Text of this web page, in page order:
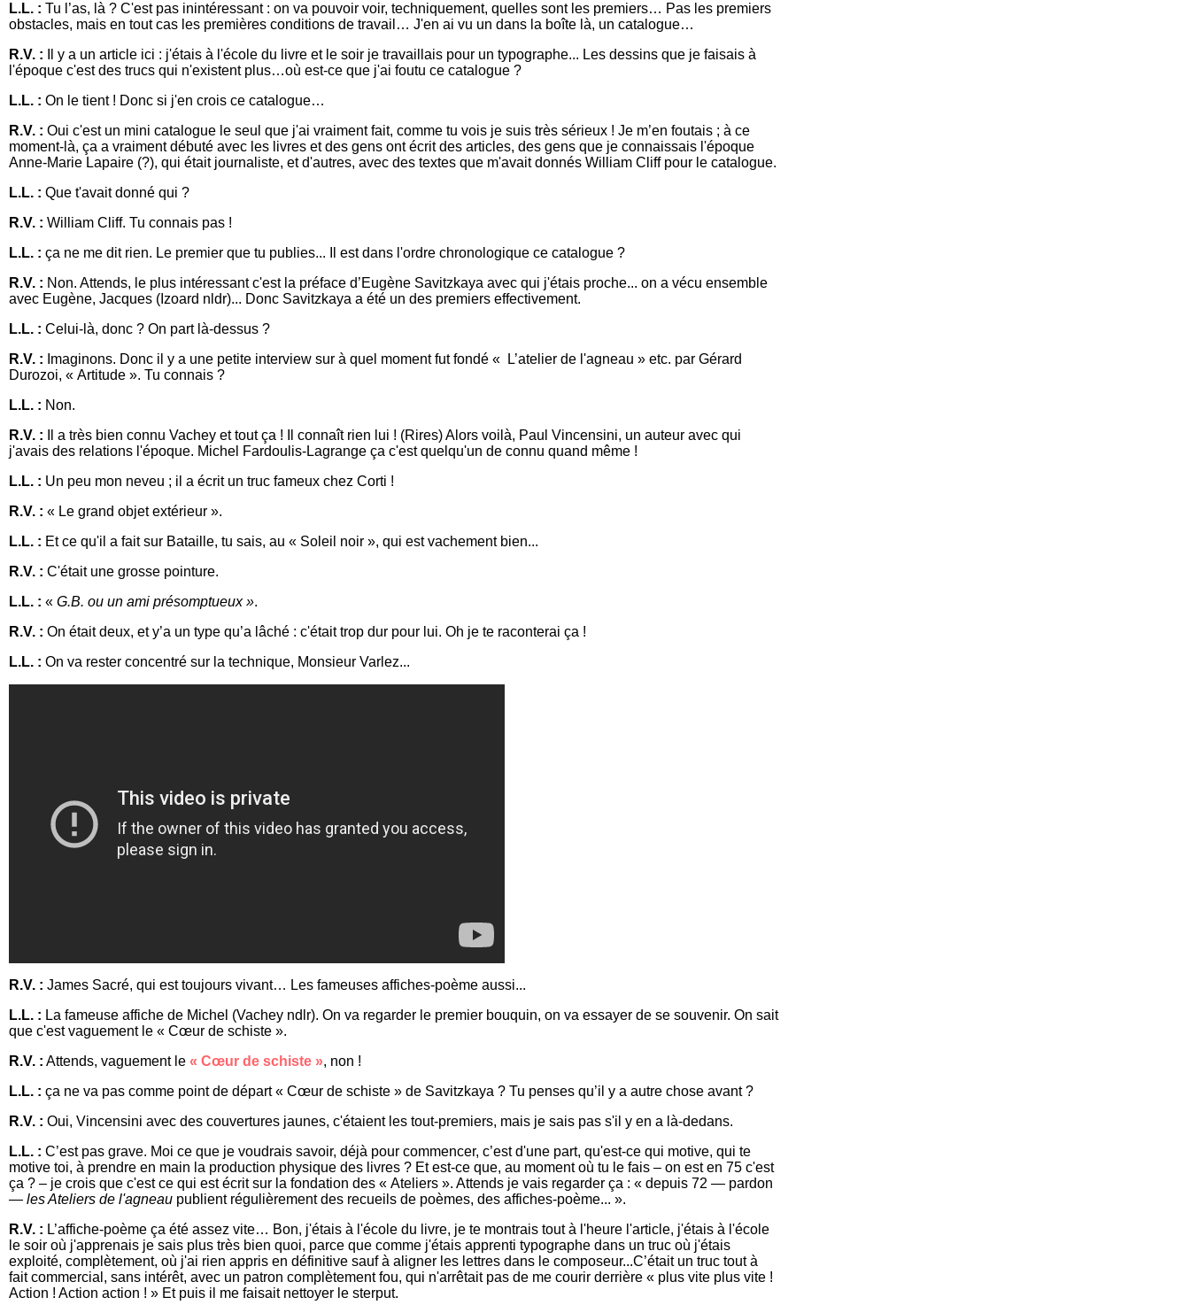
L.L. : Tu l’as, là ? C'est pas inintéressant : on va pouvoir voir, techniquement, quelles sont les premiers… Pas les premiers
obstacles, mais en tout cas les premières conditions de travail… J'en ai vu un dans la boîte là, un catalogue…
R.V. : Il y a un article ici : j'étais à l'école du livre et le soir je travaillais pour un typographe... Les dessins que je faisais à
l'époque c'est des trucs qui n'existent plus…où est-ce que j'ai foutu ce catalogue ?
L.L. : On le tient ! Donc si j'en crois ce catalogue…
R.V. : Oui c'est un mini catalogue le seul que j'ai vraiment fait, comme tu vois je suis très sérieux ! Je m’en foutais ; à ce
moment-là, ça a vraiment débuté avec les livres et des gens ont écrit des articles, des gens que je connaissais l'époque
Anne-Marie Lapaire (?), qui était journaliste, et d'autres, avec des textes que m'avait donnés William Cliff pour le catalogue.
L.L. : Que t'avait donné qui ?
R.V. : William Cliff. Tu connais pas !
L.L. : ça ne me dit rien. Le premier que tu publies... Il est dans l'ordre chronologique ce catalogue ?
R.V. : Non. Attends, le plus intéressant c'est la préface d’Eugène Savitzkaya avec qui j'étais proche... on a vécu ensemble
avec Eugène, Jacques (Izoard nldr)... Donc Savitzkaya a été un des premiers effectivement.
L.L. : Celui-là, donc ? On part là-dessus ?
R.V. : Imaginons. Donc il y a une petite interview sur à quel moment fut fondé « L’atelier de l'agneau » etc. par Gérard
Durozoi, « Artitude ». Tu connais ?
L.L. : Non.
R.V. : Il a très bien connu Vachey et tout ça ! Il connaît rien lui ! (Rires) Alors voilà, Paul Vincensini, un auteur avec qui
j'avais des relations l'époque. Michel Fardoulis-Lagrange ça c'est quelqu'un de connu quand même !
L.L. : Un peu mon neveu ; il a écrit un truc fameux chez Corti !
R.V. : « Le grand objet extérieur ».
L.L. : Et ce qu'il a fait sur Bataille, tu sais, au « Soleil noir », qui est vachement bien...
R.V. : C'était une grosse pointure.
L.L. : « G.B. ou un ami présomptueux ».
R.V. : On était deux, et y’a un type qu’a lâché : c'était trop dur pour lui. Oh je te raconterai ça !
L.L. : On va rester concentré sur la technique, Monsieur Varlez...
R.V. : James Sacré, qui est toujours vivant… Les fameuses affiches-poème aussi...
L.L. : La fameuse affiche de Michel (Vachey ndlr). On va regarder le premier bouquin, on va essayer de se souvenir. On sait
que c'est vaguement le « Cœur de schiste ».
R.V. : Attends, vaguement le « Cœur de schiste », non !
L.L. : ça ne va pas comme point de départ « Cœur de schiste » de Savitzkaya ? Tu penses qu’il y a autre chose avant ?
R.V. : Oui, Vincensini avec des couvertures jaunes, c'étaient les tout-premiers, mais je sais pas s'il y en a là-dedans.
L.L. : C’est pas grave. Moi ce que je voudrais savoir, déjà pour commencer, c’est d'une part, qu'est-ce qui motive, qui te
motive toi, à prendre en main la production physique des livres ? Et est-ce que, au moment où tu le fais – on est en 75 c'est
ça ? – je crois que c'est ce qui est écrit sur la fondation des « Ateliers ». Attends je vais regarder ça : « depuis 72 — pardon
— les Ateliers de l'agneau publient régulièrement des recueils de poèmes, des affiches-poème... ».
R.V. : L’affiche-poème ça été assez vite… Bon, j'étais à l'école du livre, je te montrais tout à l'heure l'article, j'étais à l'école
le soir où j'apprenais je sais plus très bien quoi, parce que comme j'étais apprenti typographe dans un truc où j'étais
exploité, complètement, où j'ai rien appris en définitive sauf à aligner les lettres dans le composeur...C’était un truc tout à
fait commercial, sans intérêt, avec un patron complètement fou, qui n'arrêtait pas de me courir derrière « plus vite plus vite !
Action ! Action action ! » Et puis il me faisait nettoyer le sterput.